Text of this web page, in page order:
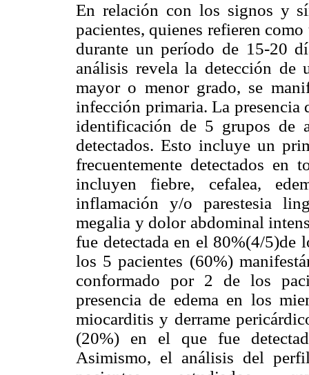
En relación con los signos y
pacientes, quienes refieren
durante un período de 15-20
análisis revela la detección
mayor o menor grado, se
infección primaria. La presencia
identificación de 5 grupos de
detectados. Esto incluye un
frecuentemente detectados en
incluyen fiebre, cefalea,
inflamación y/o parestesia
megalia y dolor abdominal
fue detectada en el 80%(4/5)de
los 5 pacientes (60%)
conformado por 2 de los
presencia de edema en los
miocarditis y derrame
(20%) en el que fue
Asimismo, el análisis del